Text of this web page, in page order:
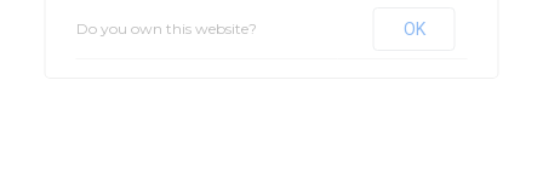
Do you own this website? OK